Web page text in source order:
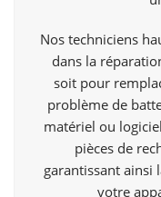
Nos techniciens
dans la
soit pour
problème de
matériel ou
pièces de
garantissant ainsi
votre